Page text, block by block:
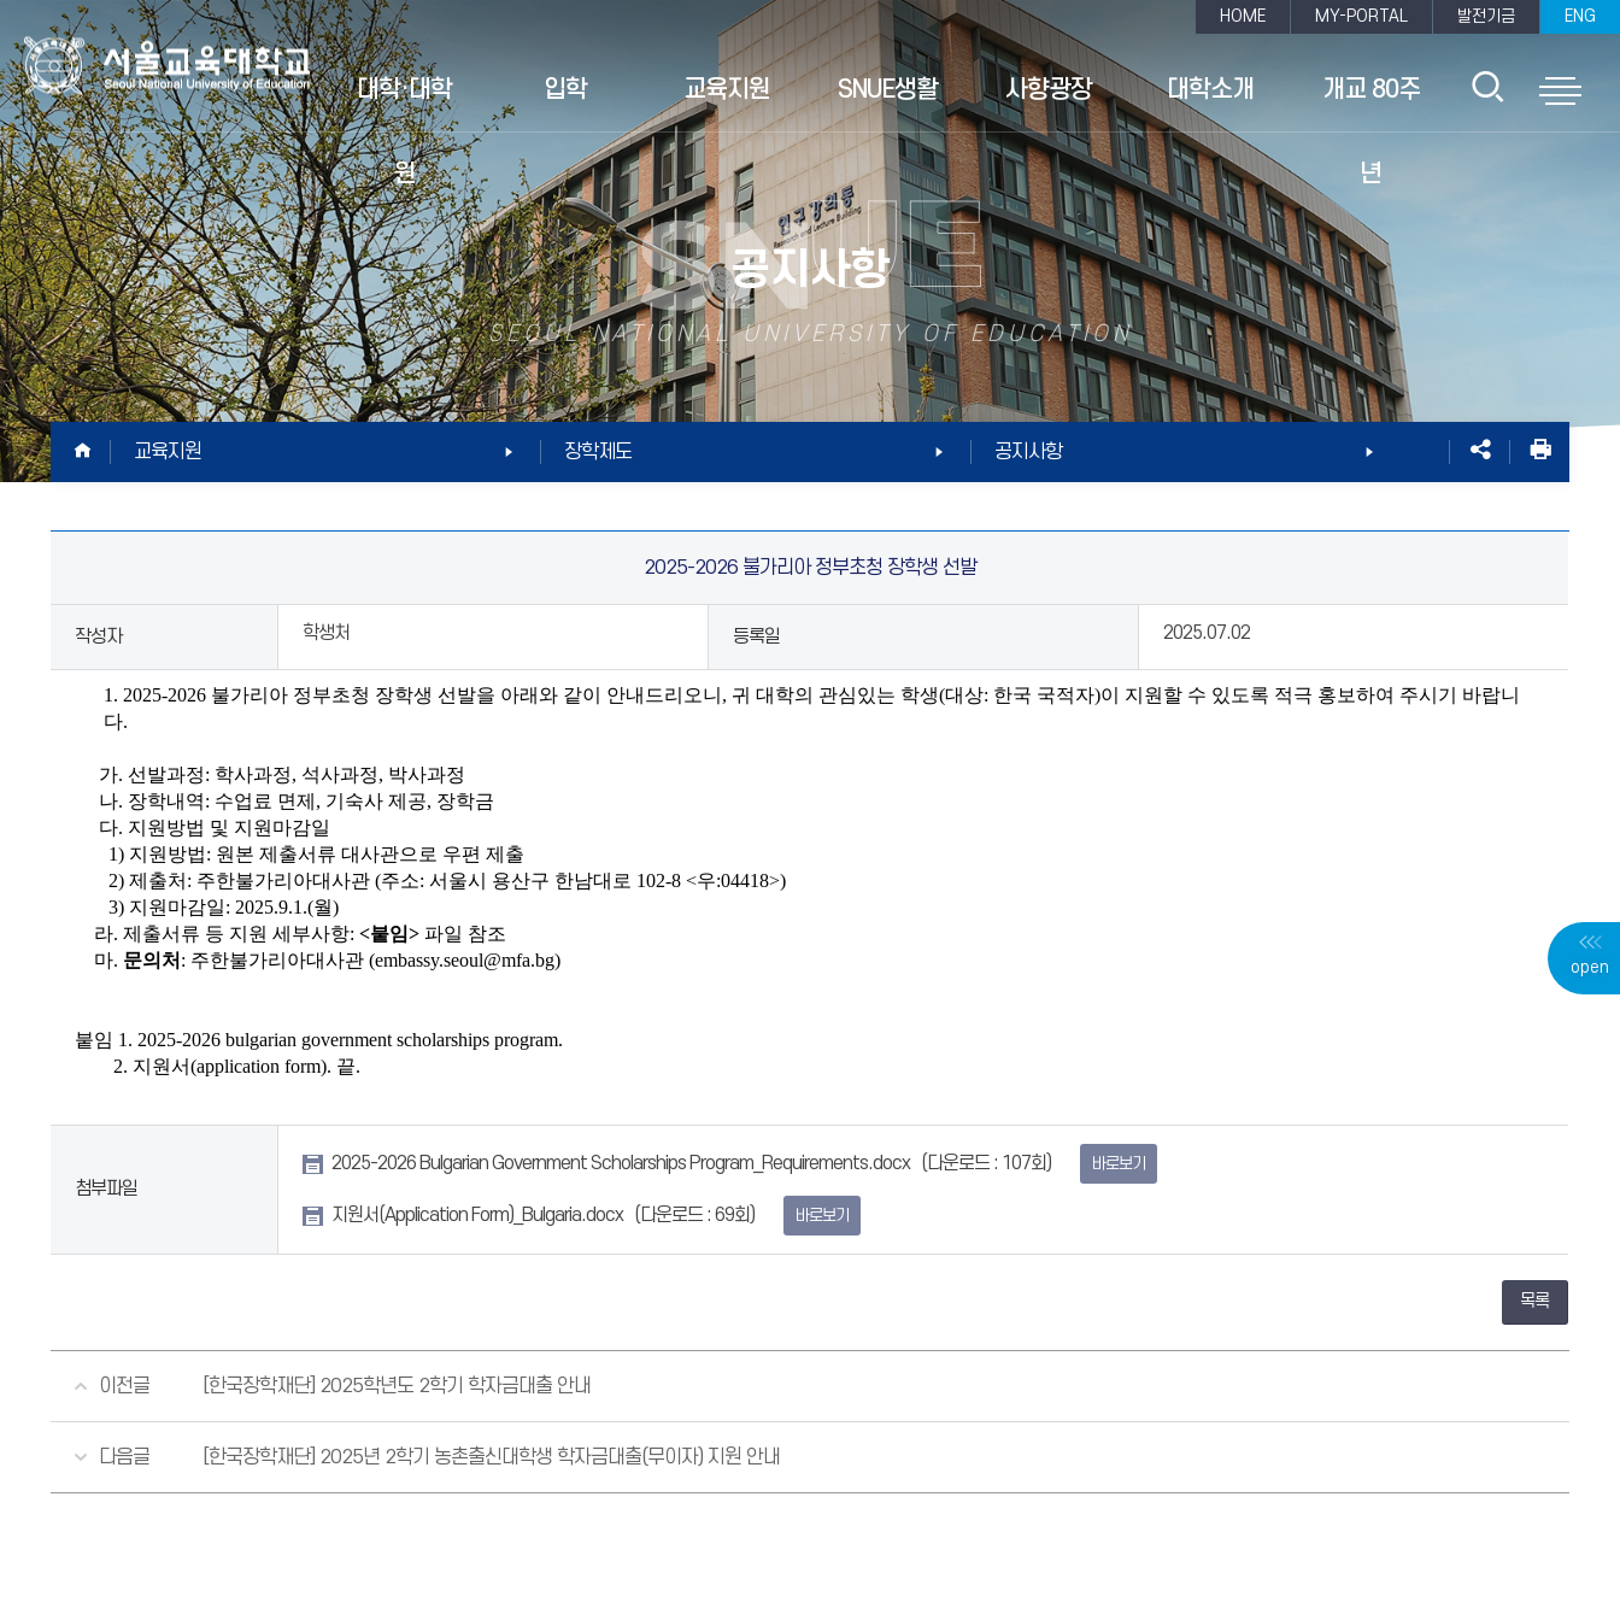
서
울
교
육
대
학
교
HOME MY-PORTAL 발전기금 ENG
대학·대학
원
입학 교육지원 SNUE생활 사향광장 대학소개 개교 80주
년
검
열
전
열
open
사
공지사항
SEOUL NATIONAL UNIVERSITY OF EDUCATION
HOME교육지원 장학제도 공지사항
작
자,
첨
있
니
2025-2026 불가리아 정부초청 장학생 선발
작성자 학생처 등록일 2025.07.02
1. 2025-2026 불가리아 정부초청 장학생 선발을 아래와 같이 안내드리오니 , 귀 대학의 관심있는 학생(대상: 한국 국적자)이 지원할 수 있도록 적극 홍보하여 주시기 바랍니
다.
가. 선발과정: 학사과정, 석사과정, 박사과정
나. 장학내역: 수업료 면제 , 기숙사 제공, 장학금
다. 지원방법 및 지원마감일
1) 지원방법: 원본 제출서류 대사관으로 우편 제출
2) 제출처 : 주한불가리아대사관 (주소: 서울시 용산구 한남대로 102-8 <우:04418>)
3) 지원마감일: 2025.9.1.(월)
라. 제출서류 등 지원 세부사항: <붙임> 파일 참조
마. 문의처 : 주한불가리아대사관 (embassy.seoul@mfa.bg)
붙임 1. 2025-2026 bulgarian government scholarships program.
2. 지원서(application form). 끝.
첨부파일
2025-2026 Bulgarian Government Scholarships Program_Requirements.docx (다운로드 : 107회) 바로보기
지원서(Application Form)_Bulgaria.docx (다운로드 : 69회) 바로보기
목록
이전글 [한국장학재단] 2025학년도 2학기 학자금대출 안내
다음글 [한국장학재단] 2025년 2학기 농촌출신대학생 학자금대출(무이자) 지원 안내